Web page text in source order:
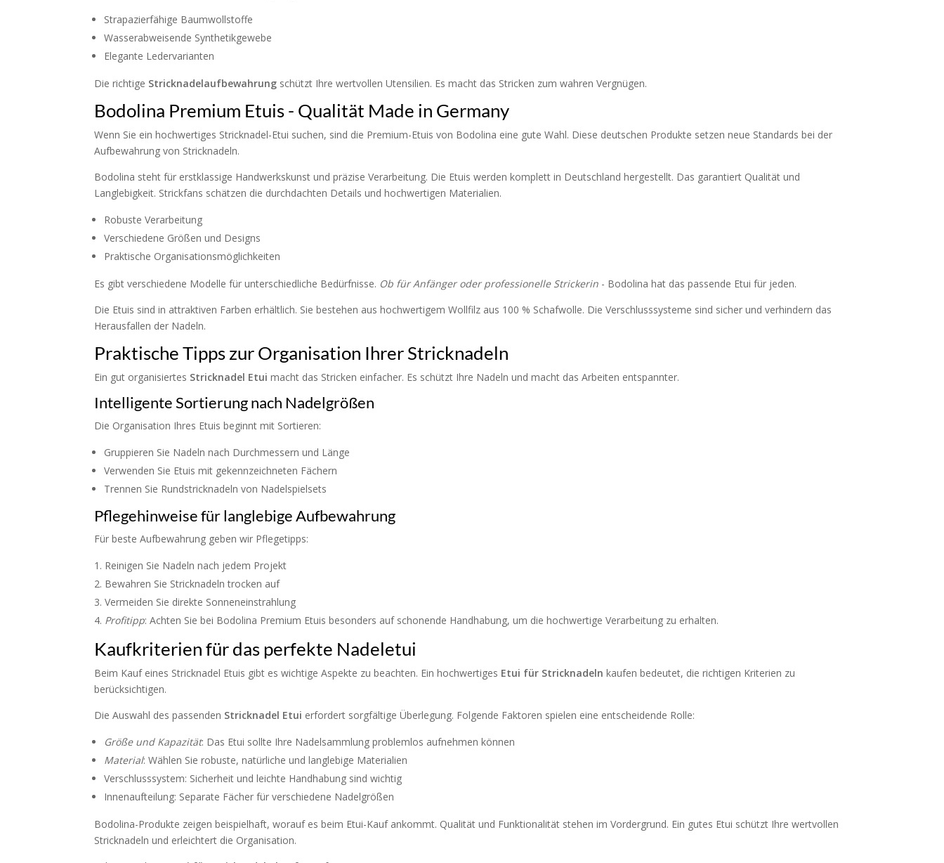
Strapazierfähige Baumwollstoffe
Wasserabweisende Synthetikgewebe
Elegante Ledervarianten
Die richtige Stricknadelaufbewahrung schützt Ihre wertvollen Utensilien. Es macht das Stricken zum wahren Vergnügen.
Bodolina Premium Etuis - Qualität Made in Germany
Wenn Sie ein hochwertiges Stricknadel-Etui suchen, sind die Premium-Etuis von Bodolina eine gute Wahl. Diese deutschen Produkte setzen neue Standards bei der
Aufbewahrung von Stricknadeln.
Bodolina steht für erstklassige Handwerkskunst und präzise Verarbeitung. Die Etuis werden komplett in Deutschland hergestellt. Das garantiert Qualität und
Langlebigkeit. Strickfans schätzen die durchdachten Details und hochwertigen Materialien.
Robuste Verarbeitung
Verschiedene Größen und Designs
Praktische Organisationsmöglichkeiten
Es gibt verschiedene Modelle für unterschiedliche Bedürfnisse. Ob für Anfänger oder professionelle Strickerin - Bodolina hat das passende Etui für jeden.
Die Etuis sind in attraktiven Farben erhältlich. Sie bestehen aus hochwertigem Wollfilz aus 100 % Schafwolle. Die Verschlusssysteme sind sicher und verhindern das
Herausfallen der Nadeln.
Praktische Tipps zur Organisation Ihrer Stricknadeln
Ein gut organisiertes Stricknadel Etui macht das Stricken einfacher. Es schützt Ihre Nadeln und macht das Arbeiten entspannter.
Intelligente Sortierung nach Nadelgrößen
Die Organisation Ihres Etuis beginnt mit Sortieren:
Gruppieren Sie Nadeln nach Durchmessern und Länge
Verwenden Sie Etuis mit gekennzeichneten Fächern
Trennen Sie Rundstricknadeln von Nadelspielsets
Pflegehinweise für langlebige Aufbewahrung
Für beste Aufbewahrung geben wir Pflegetipps:
Reinigen Sie Nadeln nach jedem Projekt
Bewahren Sie Stricknadeln trocken auf
Vermeiden Sie direkte Sonneneinstrahlung
Profitipp: Achten Sie bei Bodolina Premium Etuis besonders auf schonende Handhabung, um die hochwertige Verarbeitung zu erhalten.
Kaufkriterien für das perfekte Nadeletui
Beim Kauf eines Stricknadel Etuis gibt es wichtige Aspekte zu beachten. Ein hochwertiges Etui für Stricknadeln kaufen bedeutet, die richtigen Kriterien zu
berücksichtigen.
Die Auswahl des passenden Stricknadel Etui erfordert sorgfältige Überlegung. Folgende Faktoren spielen eine entscheidende Rolle:
Größe und Kapazität: Das Etui sollte Ihre Nadelsammlung problemlos aufnehmen können
Material: Wählen Sie robuste, natürliche und langlebige Materialien
Verschlusssystem: Sicherheit und leichte Handhabung sind wichtig
Innenaufteilung: Separate Fächer für verschiedene Nadelgrößen
Bodolina-Produkte zeigen beispielhaft, worauf es beim Etui-Kauf ankommt. Qualität und Funktionalität stehen im Vordergrund. Ein gutes Etui schützt Ihre wertvollen
Stricknadeln und erleichtert die Organisation.